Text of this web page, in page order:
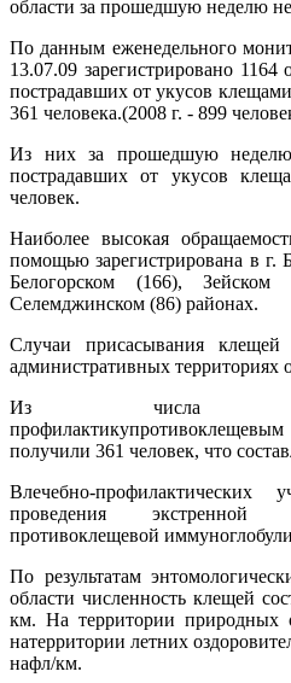
области за прошедшую неделю
По данным еженедельного
13.07.09 зарегистрировано
пострадавших от укусов
361 человека.(2008 г. - 899
Из них за прошедшую неделю
пострадавших от укусов
человек.
Наиболее высокая
помощью зарегистрирована в г.
Белогорском (166),
Селемджинском (86) районах.
Случаи присасывания клещей
административных территориях
Из числа
получили 361 человек, что
Влечебно-профилактических
проведения экстренной
противоклещевой
По результатам
области численность клещей
км. На территории природных
натерритории летних
нафл/км.